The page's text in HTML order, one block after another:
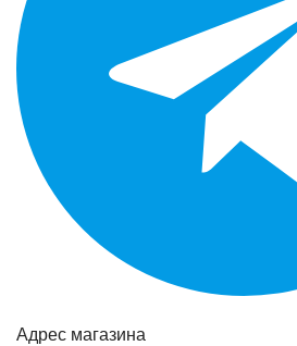
Адрес магазина